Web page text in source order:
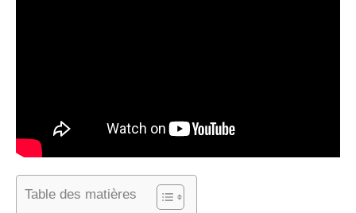
Table des matières